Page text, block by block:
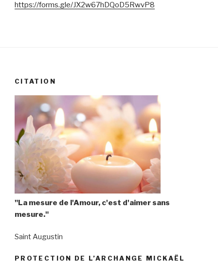
https://forms.gle/JX2w67hDQoD5RwvP8
CITATION
"La mesure de l'Amour, c'est d'aimer sans
mesure."
Saint Augustin
PROTECTION DE L’ARCHANGE MICKAËL